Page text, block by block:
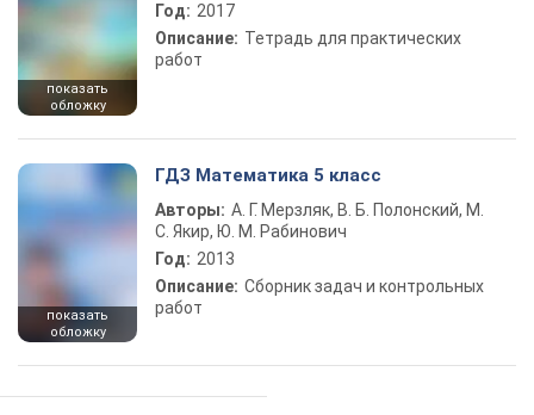
показать
обложку
Год: 2017
Описание: Тетрадь для практических
работ
показать
обложку
ГДЗ Математика 5 класс
Авторы: А. Г. Мерзляк, В. Б. Полонский, М.
С. Якир, Ю. М. Рабинович
Год: 2013
Описание: Сборник задач и контрольных
работ